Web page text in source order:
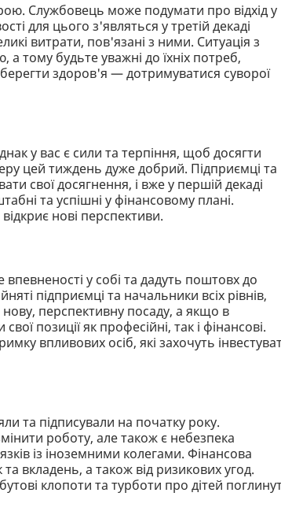
Службовець може подумати про відхід у
для цього з'являться у третій декаді
витрати, пов'язані з ними. Ситуація з
тому будьте уважні до їхніх потреб,
здоров'я — дотримуватися суворої
у вас є сили та терпіння, щоб досягти
цей тиждень дуже добрий. Підприємці та
свої досягнення, і вже у першій декаді
та успішні у фінансовому плані.
нові перспективи.
у собі та дадуть поштовх до
підприємці та начальники всіх рівнів,
перспективну посаду, а якщо в
позиції як професійні, так і фінансові.
впливових осіб, які захочуть
та підписували на початку року.
роботу, але також є небезпека
із іноземними колегами. Фінансова
вкладень, а також від ризикових угод.
клопоти та турботи про дітей